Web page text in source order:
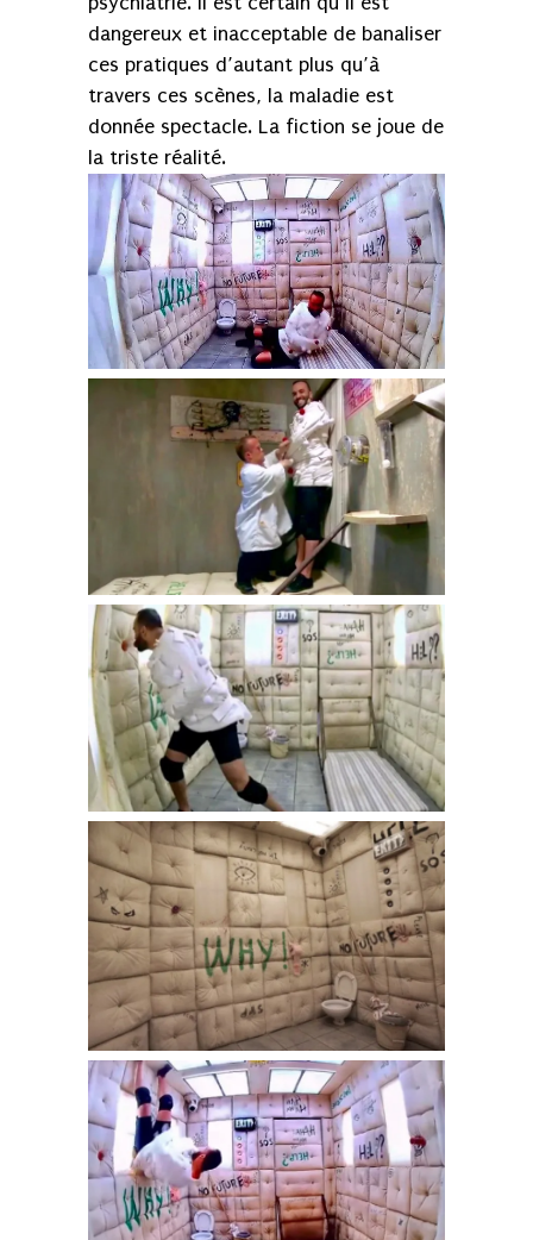
dangereux et inacceptable de banaliser
ces pratiques d’autant plus qu’à
travers ces scènes, la maladie est
donnée spectacle. La fiction se joue de
la triste réalité.